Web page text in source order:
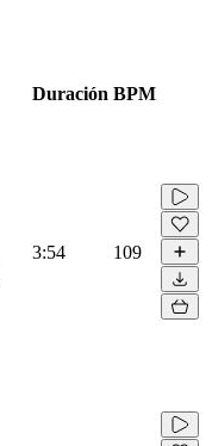
Duración BPM
3:54 109